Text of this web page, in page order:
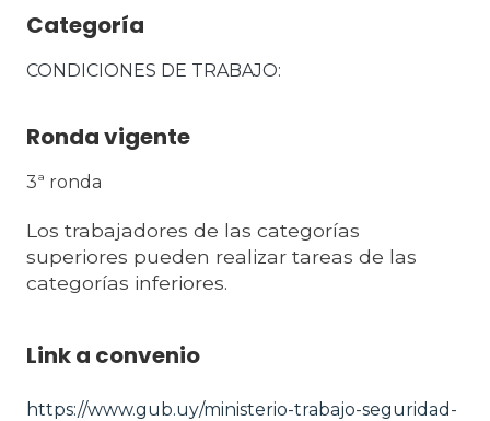
Categoría
CONDICIONES DE TRABAJO
Ronda vigente
3ª ronda
Los trabajadores de las categorías
superiores pueden realizar tareas de las
categorías inferiores.
Link a convenio
https://www.gub.uy/ministerio-trabajo-seguridad-